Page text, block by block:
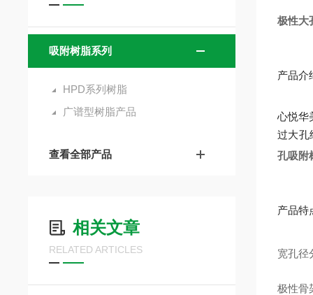
吸附树脂系列
HPD系列树脂
广谱型树脂产品
查看全部产品
相关文章
RELATED ARTICLES
极性大
产品介
心悦华
过大孔
孔吸附
产品特
宽孔径
极性骨